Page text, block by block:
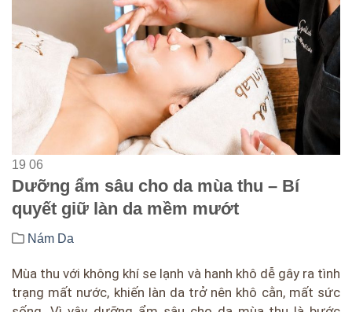
19 06
Dưỡng ẩm sâu cho da mùa thu – Bí
quyết giữ làn da mềm mướt
Nám Da
Mùa thu với không khí se lạnh và hanh khô dễ gây ra tình
trạng mất nước, khiến làn da trở nên khô cằn, mất sức